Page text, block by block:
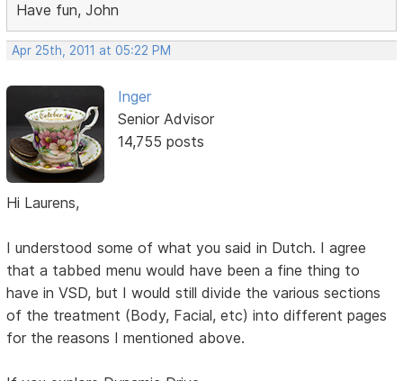
Have fun, John
Apr 25th, 2011 at 05:22 PM
Inger
Senior Advisor
14,755 posts
Hi Laurens,
I understood some of what you said in Dutch. I agree
that a tabbed menu would have been a fine thing to
have in VSD, but I would still divide the various sections
of the treatment (Body, Facial, etc) into different pages
for the reasons I mentioned above.